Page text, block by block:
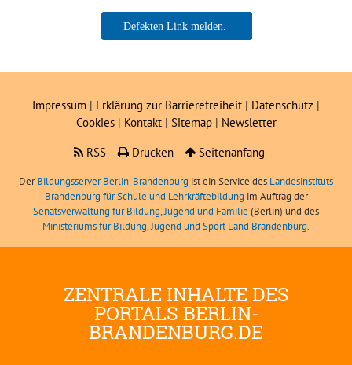
Uta Lehmann, LIBRA
Impressum | Erklärung zur Barrierefreiheit | Datenschutz |
Cookies| Kontakt | Sitemap| Newsletter
RSS
Drucken Seitenanfang
DerBildungsserver Berlin-Brandenburg ist ein Service des Landesinstituts
Brandenburg für Schule und Lehrkräftebildung im Auftrag der
Senatsverwaltung für Bildung, Jugend und Familie (Berlin) und des
Ministeriums für Bildung, Jugend und Sport Land Brandenburg.
ZENTRALE INHALTE DES
PORTALS BERLIN-
BRANDENBURG.DE